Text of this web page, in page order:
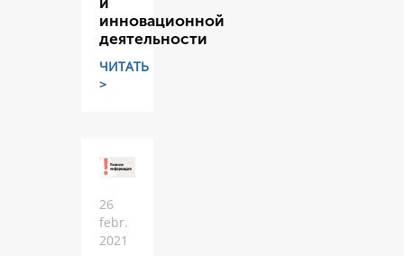
инновационной
деятельности
ЧИТАТЬ
>
26
febr.
2021